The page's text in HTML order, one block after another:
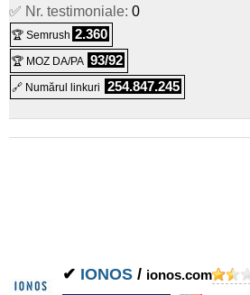
Dual AMD EPYC 7282
Dedicat
✅ Nr. testimoniale: 0
🏆 Semrush 2.360
🏆 MOZ DA/PA 93/92
🔗 Numărul linkuri 254.847.245
✔ IONOS / ionos.com